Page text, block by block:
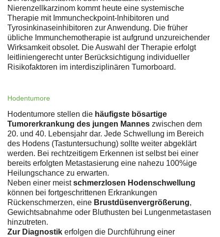
Nierenzellkarzinom kommt heute eine systemische
Therapie mit Immuncheckpoint-Inhibitoren und
Tyrosinkinaseinhibitoren zur Anwendung. Die früher
übliche Immunchemotherapie ist aufgrund unzureichender
Wirksamkeit obsolet. Die Auswahl der Therapie erfolgt
leitliniengerecht unter Berücksichtigung individueller
Risikofaktoren im interdisziplinären Tumorboard.
Hodentumore
Hodentumore stellen die häufigste bösartige
Tumorerkrankung des jungen Mannes zwischen dem
20. und 40. Lebensjahr dar. Jede Schwellung im Bereich
des Hodens (Tastuntersuchung) sollte weiter abgeklärt
werden. Bei rechtzeitigem Erkennen ist selbst bei einer
bereits erfolgten Metastasierung eine nahezu 100%ige
Heilungschance zu erwarten.
Neben einer meistschmerzlosen Hodenschwellung
können bei fortgeschrittenen Erkrankungen
Rückenschmerzen, eine Brustdüsenvergrößerung,
Gewichtsabnahme oder Bluthusten bei Lungenmetastasen
hinzutreten.
Zur Diagnostik erfolgen die Durchführung einer